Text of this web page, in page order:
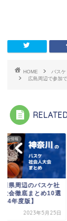
HOME バスケ
広島周辺で参加
大会情報
周辺で参加できるバ
社会人大会まとめ5
2024年度版】
2023年6月1日